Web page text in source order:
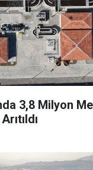
3,8 Milyon